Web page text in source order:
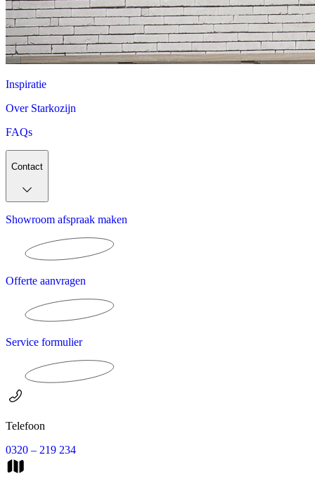
Inspiratie
Over Starkozijn
FAQs
Contact
Showroom afspraak maken
Offerte aanvragen
Service formulier
Telefoon
0320 – 219 234